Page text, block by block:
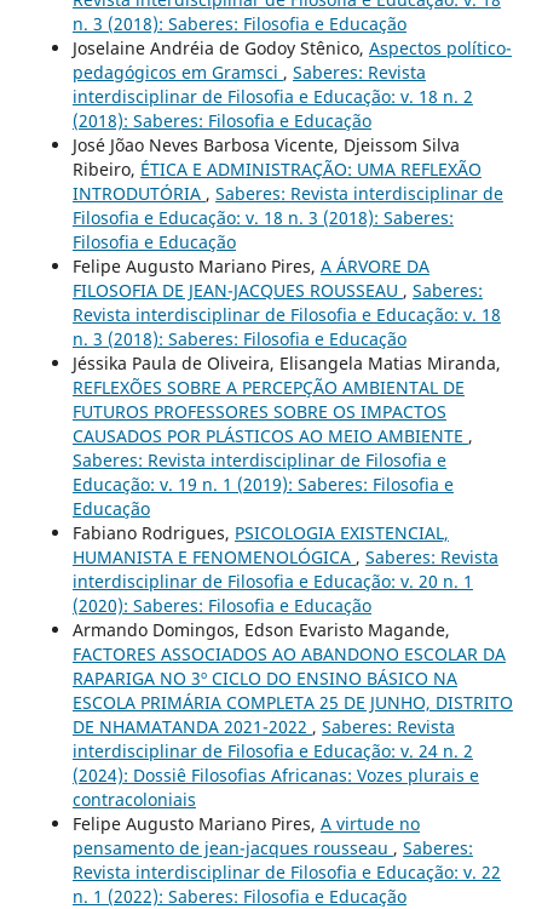
n. 3 (2018): Saberes: Filosofia e Educação
Joselaine Andréia de Godoy Stênico, Aspectos político-
pedagógicos em Gramsci , Saberes: Revista
interdisciplinar de Filosofia e Educação: v. 18 n. 2
(2018): Saberes: Filosofia e Educação
José Jõao Neves Barbosa Vicente, Djeissom Silva
Ribeiro, ÉTICA E ADMINISTRAÇÃO: UMA REFLEXÃO
INTRODUTÓRIA , Saberes: Revista interdisciplinar de
Filosofia e Educação: v. 18 n. 3 (2018): Saberes:
Filosofia e Educação
Felipe Augusto Mariano Pires, A ÁRVORE DA
FILOSOFIA DE JEAN-JACQUES ROUSSEAU , Saberes:
Revista interdisciplinar de Filosofia e Educação: v. 18
n. 3 (2018): Saberes: Filosofia e Educação
Jéssika Paula de Oliveira, Elisangela Matias Miranda,
REFLEXÕES SOBRE A PERCEPÇÃO AMBIENTAL DE
FUTUROS PROFESSORES SOBRE OS IMPACTOS
CAUSADOS POR PLÁSTICOS AO MEIO AMBIENTE ,
Saberes: Revista interdisciplinar de Filosofia e
Educação: v. 19 n. 1 (2019): Saberes: Filosofia e
Educação
Fabiano Rodrigues, PSICOLOGIA EXISTENCIAL,
HUMANISTA E FENOMENOLÓGICA , Saberes: Revista
interdisciplinar de Filosofia e Educação: v. 20 n. 1
(2020): Saberes: Filosofia e Educação
Armando Domingos, Edson Evaristo Magande,
FACTORES ASSOCIADOS AO ABANDONO ESCOLAR DA
RAPARIGA NO 3º CICLO DO ENSINO BÁSICO NA
ESCOLA PRIMÁRIA COMPLETA 25 DE JUNHO, DISTRITO
DE NHAMATANDA 2021-2022 , Saberes: Revista
interdisciplinar de Filosofia e Educação: v. 24 n. 2
(2024): Dossiê Filosofias Africanas: Vozes plurais e
contracoloniais
Felipe Augusto Mariano Pires, A virtude no
pensamento de jean-jacques rousseau , Saberes:
Revista interdisciplinar de Filosofia e Educação: v. 22
n. 1 (2022): Saberes: Filosofia e Educação